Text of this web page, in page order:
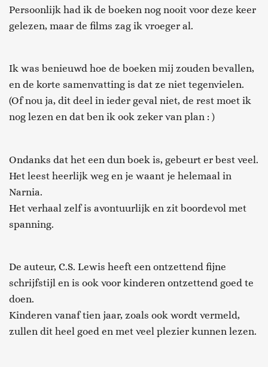
Persoonlijk had ik de boeken nog nooit voor deze keer
gelezen, maar de films zag ik vroeger al.
Ik was benieuwd hoe de boeken mij zouden bevallen,
en de korte samenvatting is dat ze niet tegenvielen.
(Of nou ja, dit deel in ieder geval niet, de rest moet ik
nog lezen en dat ben ik ook zeker van plan : )
Ondanks dat het een dun boek is, gebeurt er best veel.
Het leest heerlijk weg en je waant je helemaal in
Narnia.
Het verhaal zelf is avontuurlijk en zit boordevol met
spanning.
De auteur, C.S. Lewis heeft een ontzettend fijne
schrijfstijl en is ook voor kinderen ontzettend goed te
doen.
Kinderen vanaf tien jaar, zoals ook wordt vermeld,
zullen dit heel goed en met veel plezier kunnen lezen.